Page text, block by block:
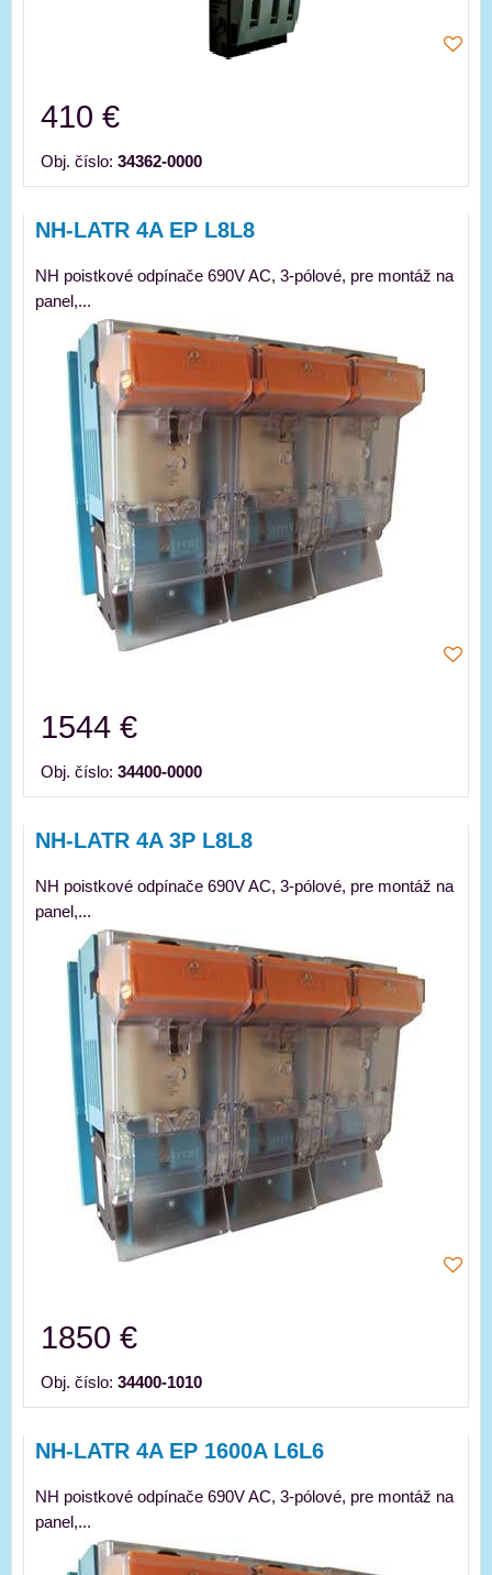
410 €
Obj. číslo: 34362-0000
NH-LATR 4A EP L8L8
NH poistkové odpínače 690V AC, 3-pólové, pre montáž na
panel,...
1544 €
Obj. číslo: 34400-0000
NH-LATR 4A 3P L8L8
NH poistkové odpínače 690V AC, 3-pólové, pre montáž na
panel,...
1850 €
Obj. číslo: 34400-1010
NH-LATR 4A EP 1600A L6L6
NH poistkové odpínače 690V AC, 3-pólové, pre montáž na
panel,...